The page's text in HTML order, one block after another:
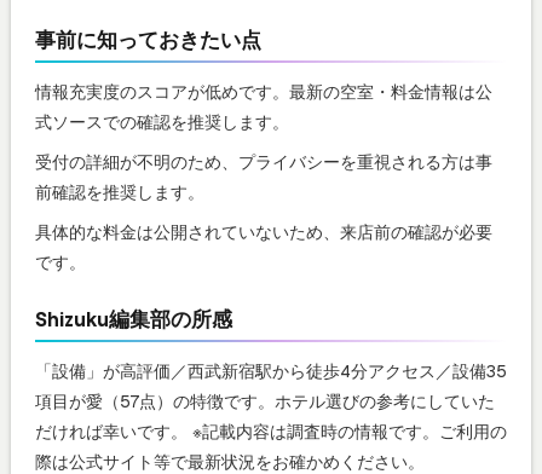
事前に知っておきたい点
情報充実度のスコアが低めです。最新の空室・料金情報は公
式ソースでの確認を推奨します。
受付の詳細が不明のため、プライバシーを重視される方は事
前確認を推奨します。
具体的な料金は公開されていないため、来店前の確認が必要
です。
Shizuku編集部の所感
「設備」が高評価／西武新宿駅から徒歩4分アクセス／設備35
項目が愛（57点）の特徴です。ホテル選びの参考にしていた
だければ幸いです。 ※記載内容は調査時の情報です。ご利用の
際は公式サイト等で最新状況をお確かめください。